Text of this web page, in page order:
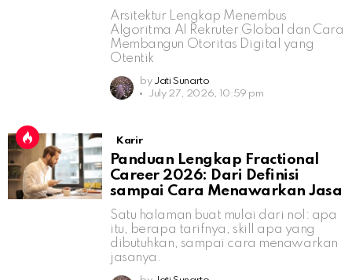
Arsitektur Lengkap Menembus
Algoritma AI Rekruter Global dan Cara
Membangun Otoritas Digital yang
Otentik
by Jati Sunarto
July 27, 2026, 10:59 pm
Karir
Panduan Lengkap Fractional
Career 2026: Dari Definisi
sampai Cara Menawarkan Jasa
Satu halaman buat mulai dari nol: apa
itu, berapa tarifnya, skill apa yang
dibutuhkan, sampai cara menawarkan
jasanya.